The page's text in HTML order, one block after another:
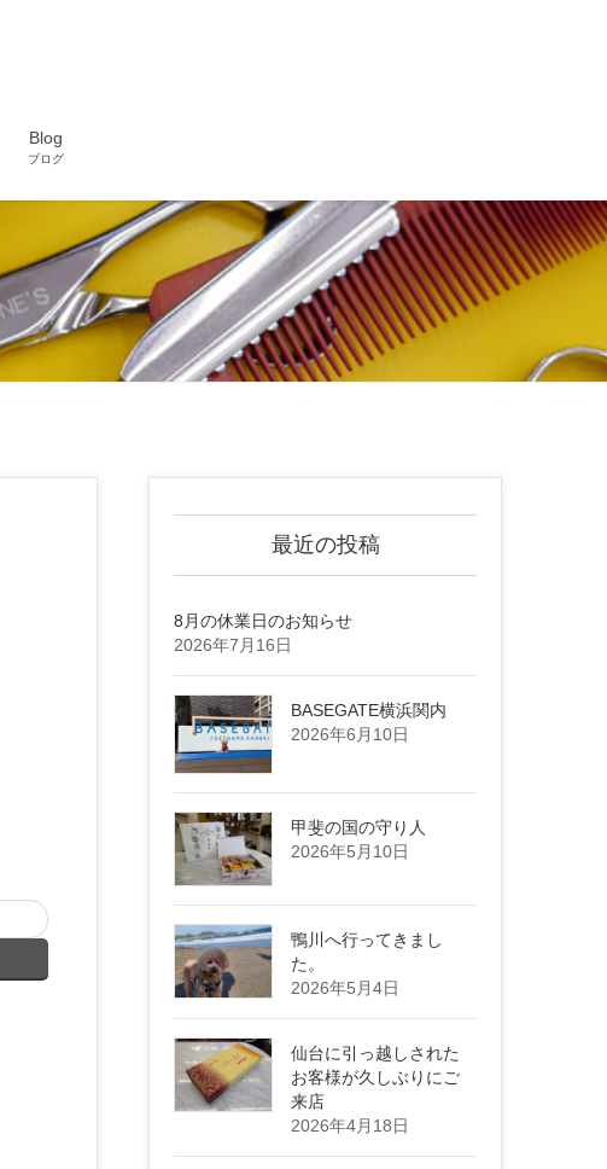
Blog
ブログ
最近の投稿
8月の休業日のお知らせ
2026年7月16日
BASEGATE横浜関内
2026年6月10日
甲斐の国の守り人
2026年5月10日
鴨川へ行ってきまし
た。
2026年5月4日
仙台に引っ越しされた
お客様が久しぶりにご
来店
2026年4月18日